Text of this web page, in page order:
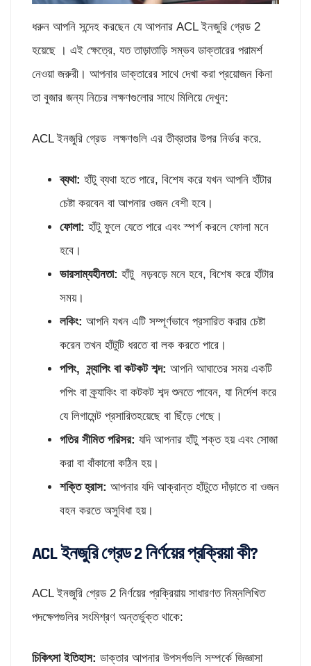
ধরুন আপনি সন্দেহ করছেন যে আপনার ACL ইনজুরি গ্রেড 2
হয়েছে । এই ক্ষেত্রে, যত তাড়াতাড়ি সম্ভব ডাক্তারের পরামর্শ
নেওয়া জরুরী। আপনার ডাক্তারের সাথে দেখা করা প্রয়োজন কিনা
তা বুজার জন্য নিচের লক্ষণগুলোর সাথে মিলিয়ে দেখুন:
ACL ইনজুরি গ্রেড লক্ষণগুলি এর তীব্রতার উপর নির্ভর করে.
ব্যথা: হাঁটু ব্যথা হতে পারে, বিশেষ করে যখন আপনি হাঁটার
চেষ্টা করবেন বা আপনার ওজন বেশী হবে।
ফোলা: হাঁটু ফুলে যেতে পারে এবং স্পর্শ করলে ফোলা মনে
হবে।
ভারসাম্যহীনতা: হাঁটু নড়বড়ে মনে হবে, বিশেষ করে হাঁটার
সময়।
লকিং: আপনি যখন এটি সম্পূর্ণভাবে প্রসারিত করার চেষ্টা
করেন তখন হাঁটুটি ধরতে বা লক করতে পারে।
পপিং, স্ন্যাপিং বা কটকট শব্দ: আপনি আঘাতের সময় একটি
পপিং বা ক্র্যাকিং বা কটকট শব্দ শুনতে পাবেন, যা নির্দেশ করে
যে লিগামেন্ট প্রসারিতহয়েছে বা ছিঁড়ে গেছে।
গতির সীমিত পরিসর: যদি আপনার হাঁটু শক্ত হয় এবং সোজা
করা বা বাঁকানো কঠিন হয়।
শক্তি হ্রাস: আপনার যদি আক্রান্ত হাঁটুতে দাঁড়াতে বা ওজন
বহন করতে অসুবিধা হয়।
ACL ইনজুরি গ্রেড 2 নির্ণয়ের প্রক্রিয়া কী?
ACL ইনজুরি গ্রেড 2 নির্ণয়ের প্রক্রিয়ায় সাধারণত নিম্নলিখিত
পদক্ষেপগুলির সংমিশ্রণ অন্তর্ভুক্ত থাকে:
চিকিৎসা ইতিহাস: ডাক্তার আপনার উপসর্গগুলি সম্পর্কে জিজ্ঞাসা